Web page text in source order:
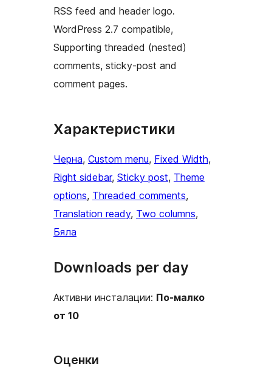
RSS feed and header logo.
WordPress 2.7 compatible,
Supporting threaded (nested)
comments, sticky-post and
comment pages.
Характеристики
Черна, Custom menu, Fixed Width
Right sidebar, Sticky post, Theme
options, Threaded comments
Translation ready, Two columns
Бяла
Downloads per day
Активни инсталации: По-малко
от 10
Оценки